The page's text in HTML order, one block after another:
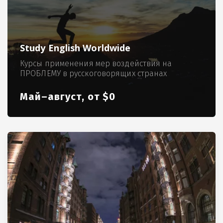
Study English Worldwide
Курсы применения мер воздействия на
ПРОБЛЕМУ в русскоговорящих странах
Май–август, от $0